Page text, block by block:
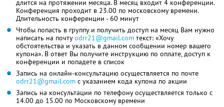
длится на протяжении месяца. В месяц входит 4 конференции.
Конференция проходит в 23.00 по московскому времени.
Длительность конференции - 60 минут
Чтобы попасть в группу и получить доступ на месяц Вам нужно
написать на почтуodrr21@gmail.com текст: «Хочу
обстоятельства и указать в данном сообщении номер вашего
купона». В ответ Вы получите инструкцию по оплате, доступ к
конференции и попадете в список
Запись на онлайн-консультацию осуществляется по почте
odrr21@gmail.com с указанием кода купона по акции
Запись на консультации по телефону осуществляется только с
14.00 до 15.00 по Московскому времени